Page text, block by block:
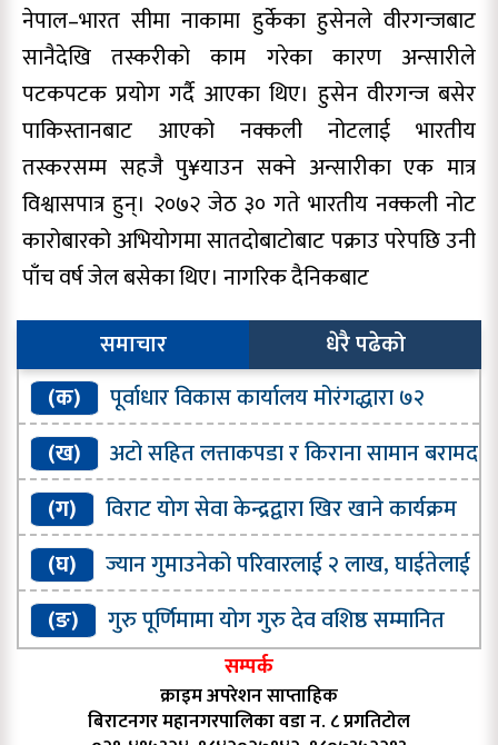
नेपाल–भारत सीमा नाकामा हुर्केका हुसेनले वीरगन्जबाट
सानैदेखि तस्करीको काम गरेका कारण अन्सारीले
पटकपटक प्रयोग गर्दै आएका थिए। हुसेन वीरगन्ज बसेर
पाकिस्तानबाट आएको नक्कली नोटलाई भारतीय
तस्करसम्म सहजै पु¥याउन सक्ने अन्सारीका एक मात्र
विश्वासपात्र हुन्। २०७२ जेठ ३० गते भारतीय नक्कली नोट
कारोबारको अभियोगमा सातदोबाटोबाट पक्राउ परेपछि उनी
पाँच वर्ष जेल बसेका थिए। नागरिक दैनिकबाट
समाचार
धेरै पढेको
(क)
पूर्वाधार विकास कार्यालय मोरंगद्धारा ७२
प्रतिशत भौतिक प्रगति
(ख)
अटो सहित लत्ताकपडा र किराना सामान बरामद
(ग)
विराट याेग सेवा केन्द्रद्वारा खिर खाने कार्यक्रम
सम्पन्न
(घ)
ज्यान गुमाउनेको परिवारलाई २ लाख, घाईतेलाई
५० हजार सहयाेग गर्ने घाेषणा
(ङ) गुरु पूर्णिमामा योग गुरु देव वशिष्ठ सम्मानित
सम्पर्क
क्राइम अपरेशन साप्ताहिक
बिराटनगर महानगरपालिका वडा न. ८ प्रगतिटोल